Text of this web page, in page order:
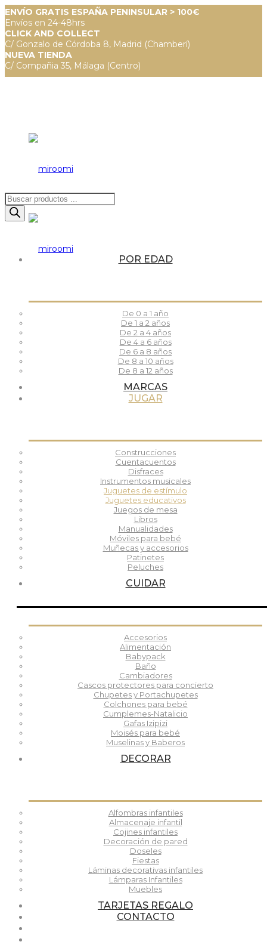
ENVÍO GRATIS ESPAÑA PENINSULAR > 100€
Envíos en 24-48hrs
CLICK AND COLLECT
C/ Gonzalo de Córdoba 8, Madrid (Chamberí)
NUEVA TIENDA
C/ Compañia 35, Málaga (Centro)
Búsqueda
de
productos
POR EDAD
De 0 a 1 año
De 1 a 2 años
De 2 a 4 años
De 4 a 6 años
De 6 a 8 años
De 8 a 10 años
De 8 a 12 años
MARCAS
JUGAR
Construcciones
Cuentacuentos
Disfraces
Instrumentos musicales
Juguetes de estímulo
Juguetes educativos
Juegos de mesa
Libros
Manualidades
Móviles para bebé
Muñecas y accesorios
Patinetes
Peluches
CUIDAR
Accesorios
Alimentación
Babypack
Baño
Cambiadores
Cascos protectores para concierto
Chupetes y Portachupetes
Colchones para bebé
Cumplemes-Natalicio
Gafas Izipizi
Moisés para bebé
Muselinas y Baberos
DECORAR
Alfombras infantiles
Almacenaje infantil
Cojines infantiles
Decoración de pared
Doseles
Fiestas
Láminas decorativas infantiles
Lámparas Infantiles
Muebles
TARJETAS REGALO
CONTACTO